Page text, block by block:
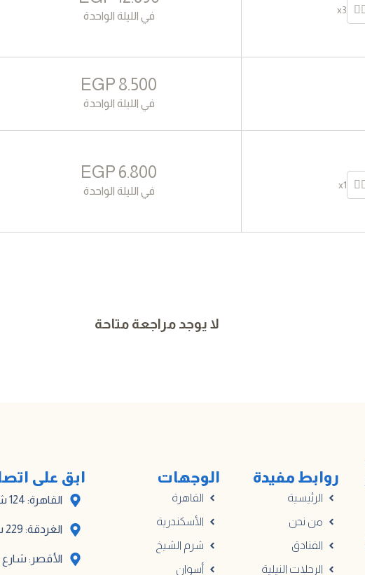
x3
في الليلة الواحدة
8.500
EGP
في الليلة الواحدة
x1
6.800
EGP
في الليلة الواحدة
لا يوجد مراجعة متاحة
روابط مفيدة
الرئيسية
من نحن
الفنادق
الرحلات النيلية
الوجهات
القاهرة
الأسكندرية
شرم الشيخ
أسوان
ابق على
القاهرة: 124 شارع أدهم، المبنى أ
الغردقة: 229 شارع مترو الكوثر
الأقصر: شارع